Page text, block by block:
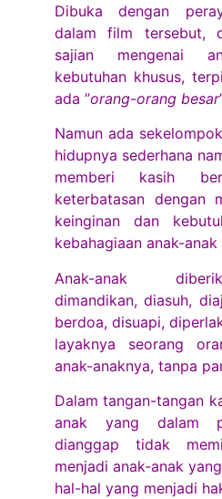
Dibuka dengan
dalam film tersebut,
sajian mengenai
kebutuhan khusus,
ada ”orang-orang besar
Namun ada
hidupnya sederhana
memberi kasih
keterbatasan dengan
keinginan dan
kebahagiaan anak-
Anak-anak
dimandikan, diasuh,
berdoa, disuapi,
layaknya seorang
anak-anaknya, tanpa
Dalam tangan-tangan
anak yang dalam
dianggap tidak
menjadi anak-anak
hal-hal yang menjadi